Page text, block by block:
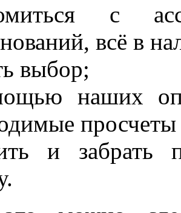
с
всё в
выбор;
наших
и забрать